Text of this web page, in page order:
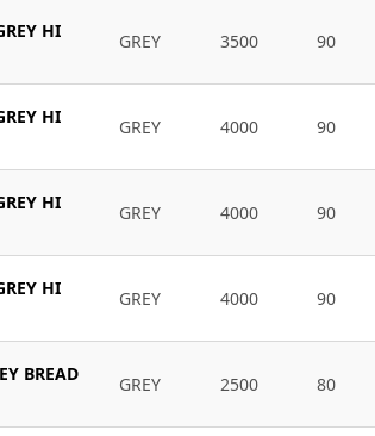
HI
GREY 3500 90
HI
GREY 4000 90
HI
GREY 4000 90
HI
GREY 4000 90
BREAD
GREY 2500 80